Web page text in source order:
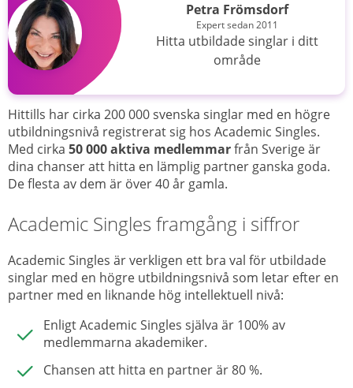
Petra Frömsdorf
Expert sedan 2011
Hitta utbildade singlar i ditt
område
Hittills har cirka 200 000 svenska singlar med en högre
utbildningsnivå registrerat sig hos Academic Singles.
Med cirka 50 000 aktiva medlemmarfrån Sverige är
dina chanser att hitta en lämplig partner ganska goda.
De flesta av dem är över 40 år gamla.
Academic Singles framgång i siffror
Academic Singles är verkligen ett bra val för utbildade
singlar med en högre utbildningsnivå som letar efter en
partner med en liknande hög intellektuell nivå:
Enligt Academic Singles själva är 100% av
medlemmarna akademiker.
Chansen att hitta en partner är 80 %.